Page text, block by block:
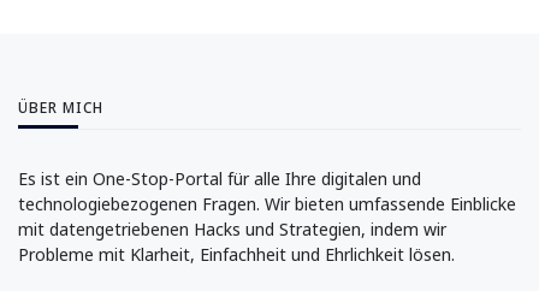
ÜBER MICH
Es ist ein One-Stop-Portal für alle Ihre digitalen und
technologiebezogenen Fragen. Wir bieten umfassende Einblicke
mit datengetriebenen Hacks und Strategien, indem wir
Probleme mit Klarheit, Einfachheit und Ehrlichkeit lösen.